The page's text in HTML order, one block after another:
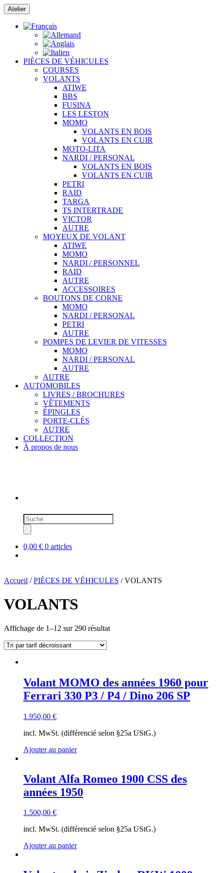
Passer
au
contenu
Atelier
PIÈCES DE VÉHICULES
COURSES
VOLANTS
ATIWE
BBS
FUSINA
LES LESTON
MOMO
VOLANTS EN BOIS
VOLANTS EN CUIR
MOTO-LITA
NARDI / PERSONAL
VOLANTS EN BOIS
VOLANTS EN CUIR
PETRI
RAID
TARGA
TS INTERTRADE
VICTOR
AUTRE
MOYEUX DE VOLANT
ATIWE
MOMO
NARDI / PERSONNEL
RAID
AUTRE
ACCESSOIRES
BOUTONS DE CORNE
MOMO
NARDI / PERSONAL
PETRI
AUTRE
POMPES DE LEVIER DE VITESSES
MOMO
NARDI / PERSONAL
AUTRE
AUTRE
AUTOMOBILES
LIVRES / BROCHURES
VÊTEMENTS
ÉPINGLES
PORTE-CLÉS
AUTRE
COLLECTION
À propos de nous
Recherche
de
produits
0,00 € 0 articles
Accueil /PIÈCES DE VÉHICULES / VOLANTS
VOLANTS
Affichage de 1–12 sur 290 résultatTrié
Volant MOMO des années 1960 pour
Ferrari 330 P3 / P4 / Dino 206 SP
1.950,00 €
incl. MwSt. (différencié selon §25a UStG.)
Ajouter au panier
Volant Alfa Romeo 1900 CSS des
années 1950
1.500,00 €
incl. MwSt. (différencié selon §25a UStG.)
Ajouter au panier